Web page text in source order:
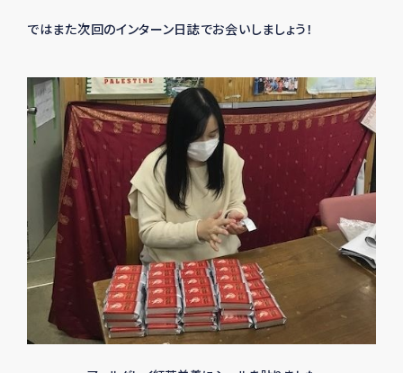
ではまた次回のインターン日誌でお会いしましょう！